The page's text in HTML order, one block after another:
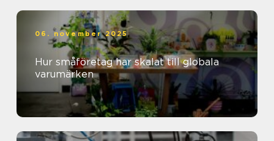
06. november 2025
Hur småföretag har skalat till globala
varumärken